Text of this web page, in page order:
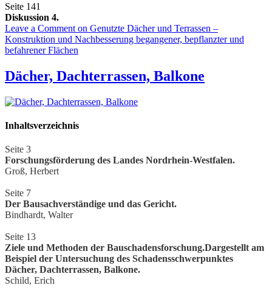
Seite 141
Diskussion 4.
Leave a Comment on Genutzte Dächer und Terrassen –
Konstruktion und Nachbesserung begangener, bepflanzter und
befahrener Flächen
Dächer, Dachterrassen, Balkone
Inhaltsverzeichnis
Seite 3
Forschungsförderung des Landes Nordrhein-Westfalen.
Groß, Herbert
Seite 7
Der Bausachverständige und das Gericht.
Bindhardt, Walter
Seite 13
Ziele und Methoden der Bauschadensforschung.Dargestellt am
Beispiel der Untersuchung des Schadensschwerpunktes
Dächer, Dachterrassen, Balkone.
Schild, Erich